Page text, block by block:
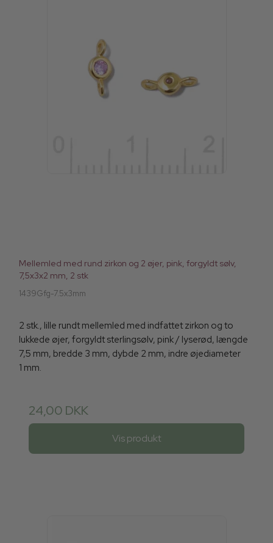
Mellemled med rund zirkon og 2 øjer, pink, forgyldt sølv,
7,5x3x2 mm, 2 stk
1439Gfg-7.5x3mm
2 stk., lille rundt mellemled med indfattet zirkon og to
lukkede øjer, forgyldt sterlingsølv, pink / lyserød, længde
7,5 mm, bredde 3 mm, dybde 2 mm, indre øjediameter
1 mm.
24,00 DKK
Vis produkt